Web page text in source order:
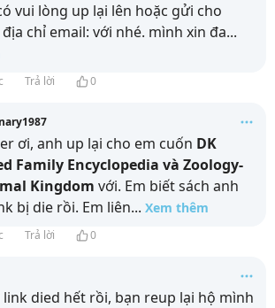
vui lòng up lại lên hoặc gửi cho
chỉ email: với nhé. mình xin đa...
Trả lời 0
ơi, anh up lại cho em cuốn DK
Family Encyclopedia và Zoology-
Kingdom với. Em biết sách anh
bị die rồi. Em liên... Xem thêm
Trả lời 0
link died hết rồi, bạn reup lại hộ mình